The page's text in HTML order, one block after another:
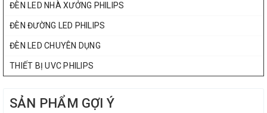
ĐÈN LED NHÀ XƯỞNG PHILIPS
ĐÈN ĐƯỜNG LED PHILIPS
ĐÈN LED CHUYÊN DỤNG
THIẾT BỊ UVC PHILIPS
SẢN PHẨM GỢI Ý